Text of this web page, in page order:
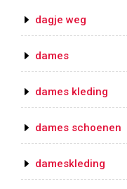
dagje weg
dames
dames kleding
dames schoenen
dameskleding